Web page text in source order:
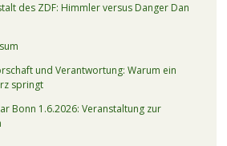
des ZDF: Himmler versus Danger Dan
und Verantwortung: Warum ein
springt
Bonn 1.6.2026: Veranstaltung zur